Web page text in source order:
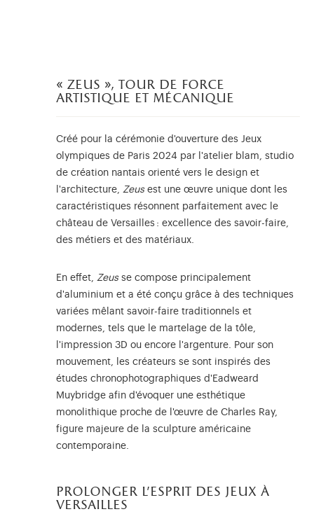
« zeus », tour de force
artistique et mécanique
Créé pour la cérémonie d'ouverture des Jeux
olympiques de Paris 2024 par l'atelier blam, studio
de création nantais orienté vers le design et
l'architecture, Zeusest une œuvre unique dont les
caractéristiques résonnent parfaitement avec le
château de Versailles : excellence des savoir-faire,
des métiers et des matériaux.
En effet, Zeusse compose principalement
d'aluminium et a été conçu grâce à des techniques
variées mêlant savoir-faire traditionnels et
modernes, tels que le martelage de la tôle,
l'impression 3D ou encore l'argenture. Pour son
mouvement, les créateurs se sont inspirés des
études chronophotographiques d'Eadweard
Muybridge afin d'évoquer une esthétique
monolithique proche de l'œuvre de Charles Ray,
figure majeure de la sculpture américaine
contemporaine.
prolonger l'esprit des jeux à
versailles